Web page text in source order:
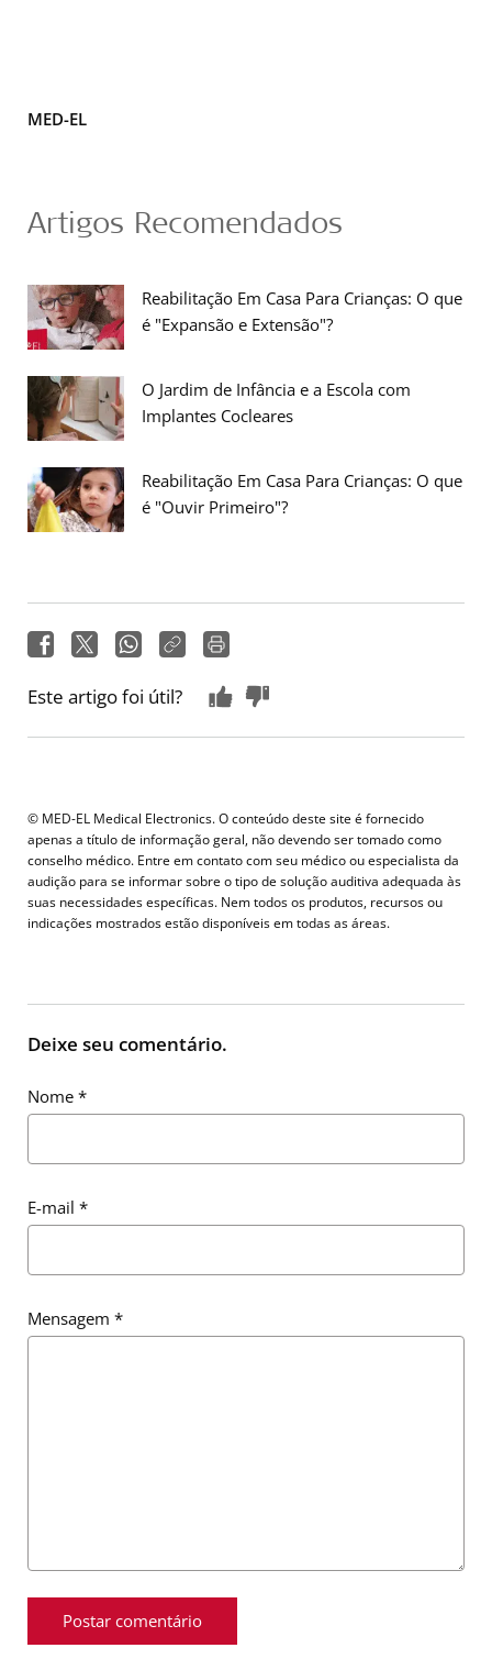
MED-EL
Artigos Recomendados
Reabilitação Em Casa Para Crianças: O que
é "Expansão e Extensão"?
O Jardim de Infância e a Escola com
Implantes Cocleares
Reabilitação Em Casa Para Crianças: O que
é "Ouvir Primeiro"?
Este artigo foi útil?
© MED-EL Medical Electronics. O conteúdo deste site é fornecido
apenas a título de informação geral, não devendo ser tomado como
conselho médico. Entre em contato com seu médico ou especialista da
audição para se informar sobre o tipo de solução auditiva adequada às
suas necessidades específicas. Nem todos os produtos, recursos ou
indicações mostrados estão disponíveis em todas as áreas.
Deixe seu comentário.
Nome *
E-mail *
Mensagem *